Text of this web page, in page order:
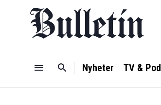
Nyheter TV & Pod